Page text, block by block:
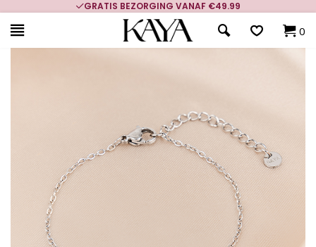
GRATIS BEZORGING VANAF €49.99
0